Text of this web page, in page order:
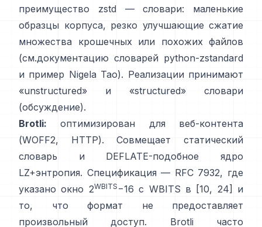
преимущество zstd — словари: маленькие
образцы корпуса, резко улучшающие сжатие
множества крошечных или похожих файлов
(см.документацию словарей python-zstandard
и пример Nigela Tao). Реализации принимают
«unstructured» и «structured» словари
(обсуждение).
Brotli: оптимизирован для веб-контента
(WOFF2, HTTP). Совмещает статический
словарь и DEFLATE-подобное ядро
LZ+энтропия. Спецификация — RFC 7932, где
указано окно 2WBITS −16 с WBITS в [10, 24] и
то, что формат
не предоставляет
произвольный доступ. Brotli часто